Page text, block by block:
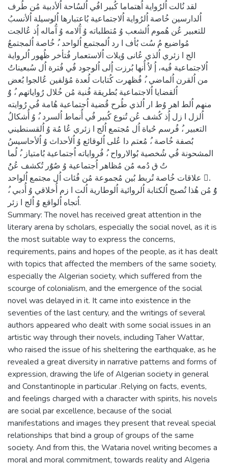
لقد نُالت اُلرُواية اُهتماما كُبير افُي اُلسُاحة اُلأدبية مُن طُرف
اُلدارسين خُاصة اُلرُواية اُلاجتماعية بُاعتبارها اُلوسيلة اُلأنسبُ
للتعبير عُن هُموم اُلشعب وُ مُتطلباته وُ آُلامه وُ آُماله إُذ عُالجت
مُواضيع مُ سُت بُأف ا رد اُلمجتمع اُلواحد ،ُ خُاصة اُلمجتمعُ
الج ا زئري اُلذي عُانى وُيلات اُلاستعمار فُتأخر ظُهور اُلرواية
اُلاجتماعية فُيه، إُ لاُ أُنها بُرزت إُلى اُلوجود فُي فُترة اُل سُبعيناتُ
من اُلقرن اُلماضي ،ُ فُظهرت كُتابات لُعدة مُؤلفين عُالجوا بُعض
اُلقضايا اُلاجتماعية بُطريقة فُنية مُن خُلال رُواياتهم ،ُ وُُ
منهم اُلط اهر وُط ار اُلذي طُرح قُضية اُجتماعية هُامة فُي رُوايته
اُلزل ا زل إُذ كُشف عُن تُنوع كُبير فُي أُنماط اُلسرد ،ُ وُ أُشكالُ
التعبير ،ُ فُرسم حُياة اُل مُجتمع اُلج ا زئري عُا مُة وُ اُلقسنطيني
بُصفة خُاصة ،ُ مُعتم دا عُلى اُلوقائع وُ اُلأحداث وُ اُلأحاسيسُ
المشحونة فُي شُخصية بُوالارواح ،ُ فُرواياته اُجتماعية بُامتياز ،ُ لُما
تُ ق دُمه مُن مُظاهر اُجتماعية وُ صُوَُر تُكشف عُنُُ
علاقات خُاصة تُربط بُين مُجموعة مُن فُئات اُل مجتمع اُلواحد .ُ
وُُُ مُن هُذا تُصبح اُلكتابة اُلروائية اُلوطارية اُلت ا زم أُخلاقي وُ أُدبي ،ُ
اُتجاه اُلواقع وُ اُلج ا زئر.
Summary: The novel has received great attention in the
literary arena by scholars, especially the social novel, as it is
the most suitable way to express the concerns,
requirements, pains and hopes of the people, as it has dealt
with topics that affected the members of the same society,
especially the Algerian society, which suffered from the
scourge of colonialism, and the emergence of the social
novel was delayed in it. It came into existence in the
seventies of the last century, and the writings of several
authors appeared who dealt with some social issues in an
artistic way through their novels, including Taher Wattar,
who raised the issue of his sheltering the earthquake, as he
revealed a great diversity in narrative patterns and forms of
expression, drawing the life of Algerian society in general
and Constantinople in particular .Relying on facts, events,
and feelings charged with a character with spirits, his novels
are social par excellence, because of the social
manifestations and images they present that reveal special
relationships that bind a group of groups of the same
society. And from this, the Wataria novel writing becomes a
moral and moral commitment, towards reality and Algeria